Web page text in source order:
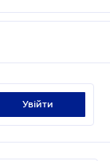
увійти